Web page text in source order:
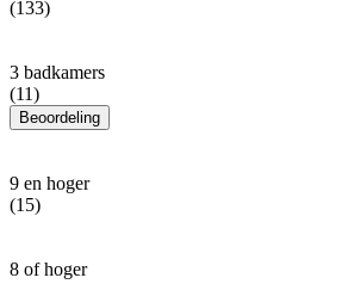
(133)
3 badkamers
(11)
Beoordeling
9 en hoger
(15)
8 of hoger